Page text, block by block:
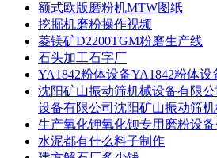
额式欧版磨粉机MTW图纸
挖掘机磨粉操作视频
菱镁矿D2200TGM粉磨生产线
石头加工石字厂
YA1842粉体设备YA1842粉体设
沈阳矿山振动筛机械设备有限
设备有限公司沈阳矿山振动筛
生产氧化钾氧化钡专用磨粉设
水泥都有什么料子制作